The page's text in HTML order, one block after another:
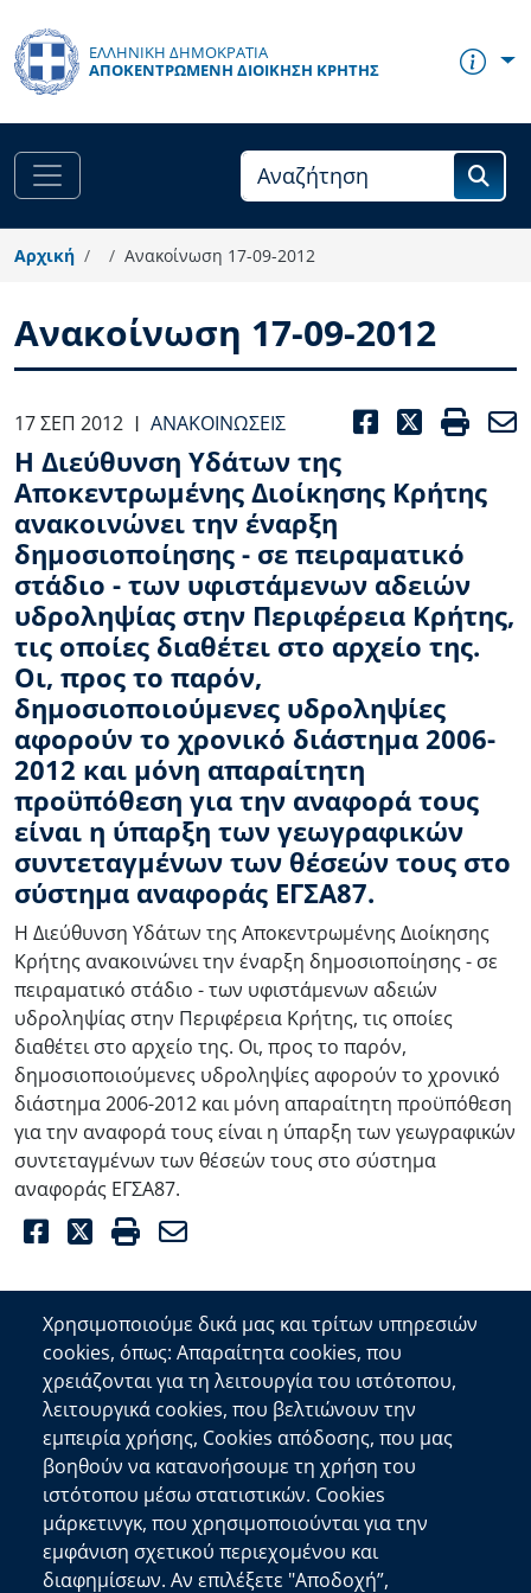
ΕΛΛΗΝΙΚΗ ΔΗΜΟΚΡΑΤΙΑ
ΑΠΟΚΕΝΤΡΩΜΈΝΗ ΔΙΟΊΚΗΣΗ ΚΡΉΤΗΣ
Αρχική Ανακοίνωση 17-09-2012
Ανακοίνωση 17-09-2012
17 ΣΕΠ 2012 | ΑΝΑΚΟΙΝΏΣΕΙΣ
Η Διεύθυνση Υδάτων της
Αποκεντρωμένης Διοίκησης Κρήτης
ανακοινώνει την έναρξη
δημοσιοποίησης - σε πειραματικό
στάδιο - των υφιστάμενων αδειών
υδροληψίας στην Περιφέρεια Κρήτης,
τις οποίες διαθέτει στο αρχείο της.
Οι, προς το παρόν,
δημοσιοποιούμενες υδροληψίες
αφορούν το χρονικό διάστημα 2006-
2012 και μόνη απαραίτητη
προϋπόθεση για την αναφορά τους
είναι η ύπαρξη των γεωγραφικών
συντεταγμένων των θέσεών τους στο
σύστημα αναφοράς ΕΓΣΑ87.
Η Διεύθυνση Υδάτων της Αποκεντρωμένης Διοίκησης
Κρήτης ανακοινώνει την έναρξη δημοσιοποίησης - σε
πειραματικό στάδιο - των υφιστάμενων αδειών
υδροληψίας στην Περιφέρεια Κρήτης, τις οποίες
διαθέτει στο αρχείο της. Οι, προς το παρόν,
δημοσιοποιούμενες υδροληψίες αφορούν το χρονικό
διάστημα 2006-2012 και μόνη απαραίτητη προϋπόθεση
για την αναφορά τους είναι η ύπαρξη των γεωγραφικών
συντεταγμένων των θέσεών τους στο σύστημα
αναφοράς ΕΓΣΑ87.
Facebook
Twitter
Print
Επικοινωνία
Αποκεντρωμένη Διοίκηση Κρήτης
Πλατεία Κουντουριώτη 71202 Ηράκλειο
Επικοινωνήστε μαζί μας
Χρήσιμοι Σύνδεσμοι
Ελληνική Κυβέρνηση
Χρησιμοποιούμε δικά μας και τρίτων υπηρεσιών
cookies, όπως: Απαραίτητα cookies, που
χρειάζονται για τη λειτουργία του ιστότοπου,
λειτουργικά cookies, που βελτιώνουν την
εμπειρία χρήσης, Cookies απόδοσης, που μας
βοηθούν να κατανοήσουμε τη χρήση του
ιστότοπου μέσω στατιστικών. Cookies
μάρκετινγκ, που χρησιμοποιούνται για την
εμφάνιση σχετικού περιεχομένου και
διαφημίσεων. Αν επιλέξετε "Αποδοχή”,